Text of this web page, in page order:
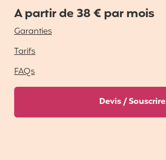
A partir de 38 € par mois
Garanties
Tarifs
FAQs
Devis / Souscrire